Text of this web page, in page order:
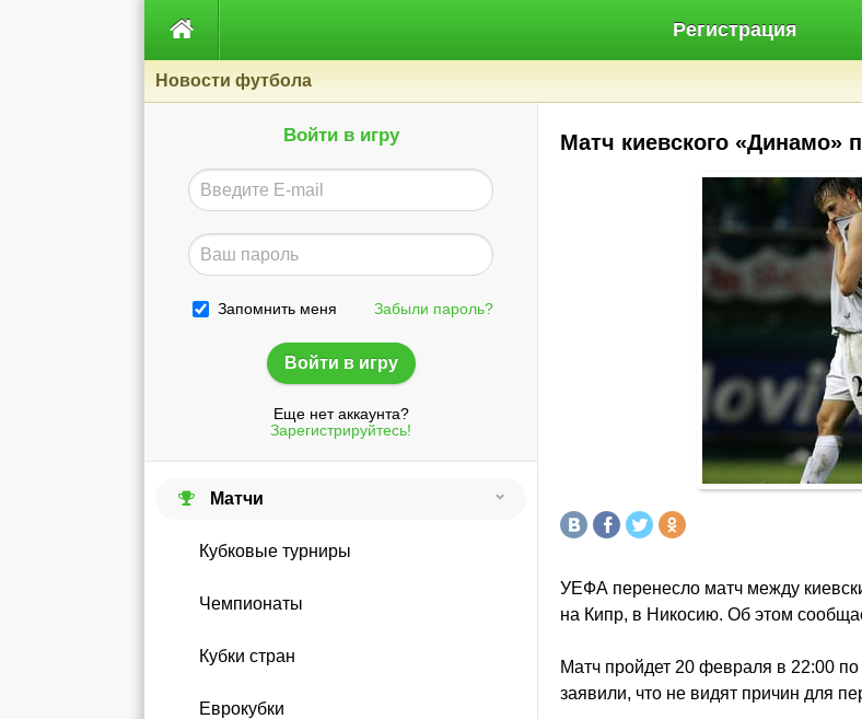
 Регистрация
Новости футбола
Войти в игру
Запомнить меня Забыли пароль?
Еще нет аккаунта?
Зарегистрируйтесь!
Матчи
Кубковые турниры
Чемпионаты
Кубки стран
Еврокубки
Матч киевского «Динамо»
УЕФА перенесло матч между
на Кипр, в Никосию. Об этом
Матч пройдет 20 февраля в 22:00
заявили, что не видят причин для